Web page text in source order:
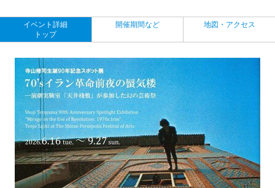
イベント詳細
トップ
開催期間など 地図・アクセス